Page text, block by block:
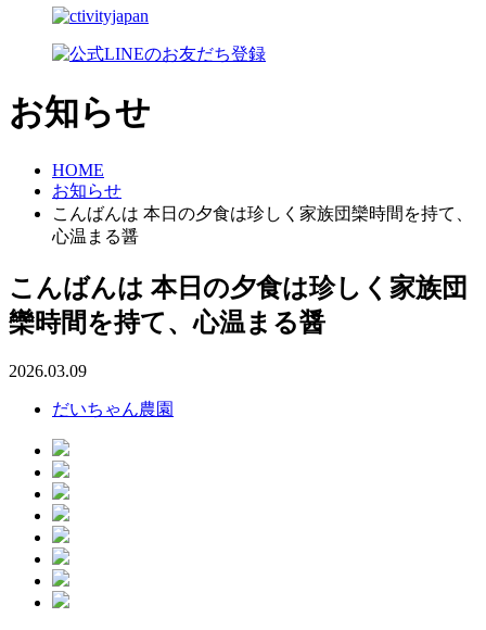
お知らせ
HOME
お知らせ
こんばんは 本日の夕食は珍しく家族団欒時間を持て、
心温まる醤
こんばんは 本日の夕食は珍しく家族団
欒時間を持て、心温まる醤
2026.03.09
だいちゃん農園